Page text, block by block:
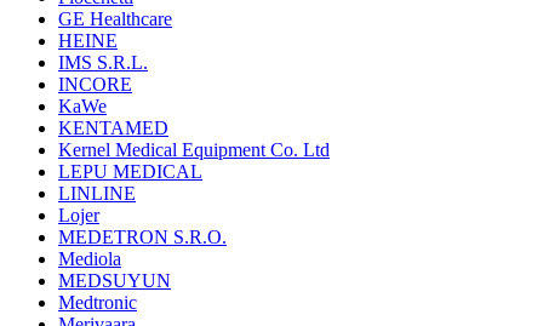
GE Healthcare
HEINE
IMS S.R.L.
INCORE
KaWe
KENTAMED
Kernel Medical Equipment Co. Ltd
LEPU MEDICAL
LINLINE
Lojer
MEDETRON S.R.O.
Mediola
MEDSUYUN
Medtronic